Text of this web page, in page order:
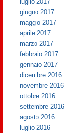
luglio 2017
giugno 2017
maggio 2017
aprile 2017
marzo 2017
febbraio 2017
gennaio 2017
dicembre 2016
novembre 2016
ottobre 2016
settembre 2016
agosto 2016
luglio 2016